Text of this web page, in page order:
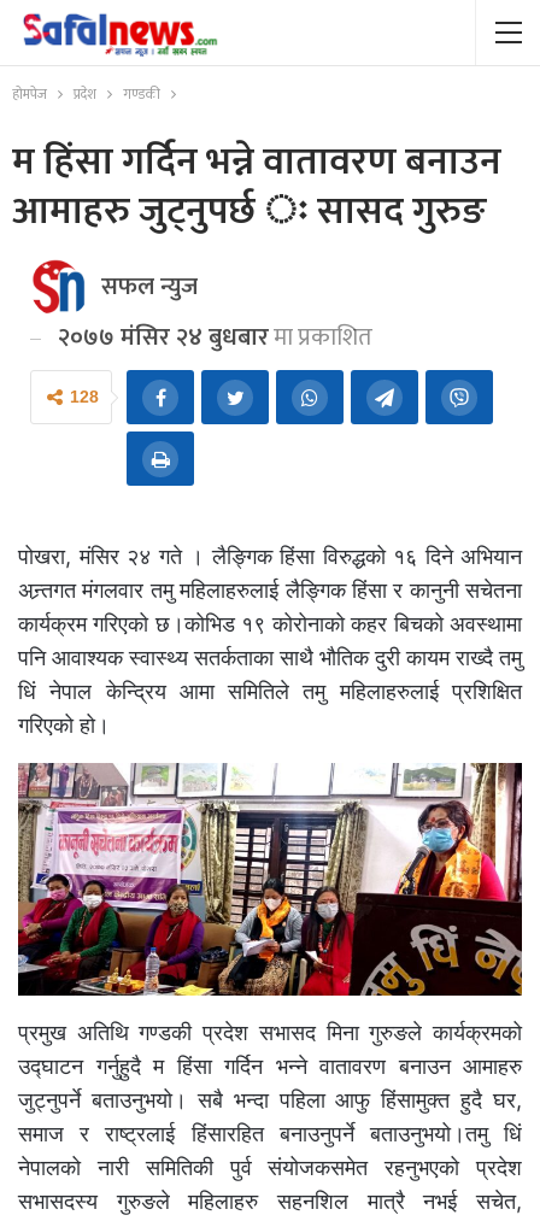
होमपेज प्रदेश गण्डकी
म हिंसा गर्दिन भन्ने वातावरण बनाउन
आमाहरु जुट्नुपर्छ ः सासद गुरुङ
सफल न्युज
२०७७ मंसिर २४ बुधबारमा प्रकाशित
128
पोखरा, मंसिर २४ गते । लैङ्गिक हिंसा विरुद्धको १६ दिने अभियान
अन्र्तगत मंगलवार तमु महिलाहरुलाई लैङ्गिक हिंसा र कानुनी सचेतना
कार्यक्रम गरिएको छ।कोभिड १९ कोरोनाको कहर बिचको अवस्थामा
पनि आवाश्यक स्वास्थ्य सतर्कताका साथै भौतिक दुरी कायम राख्दै तमु
धिं नेपाल केन्द्रिय आमा समितिले तमु महिलाहरुलाई प्रशिक्षित
गरिएको हो।
प्रमुख अतिथि गण्डकी प्रदेश सभासद मिना गुरुङले कार्यक्रमको
उद्घाटन गर्नुहुदै म हिंसा गर्दिन भन्ने वातावरण बनाउन आमाहरु
जुट्नुपर्ने बताउनुभयो। सबै भन्दा पहिला आफु हिंसामुक्त हुदै घर,
समाज र राष्ट्रलाई हिंसारहित बनाउनुपर्ने बताउनुभयो।तमु धिं
नेपालको नारी समितिकी पुर्व संयोजकसमेत रहनुभएको प्रदेश
सभासदस्य गुरुङले महिलाहरु सहनशिल मात्रै नभई सचेत,